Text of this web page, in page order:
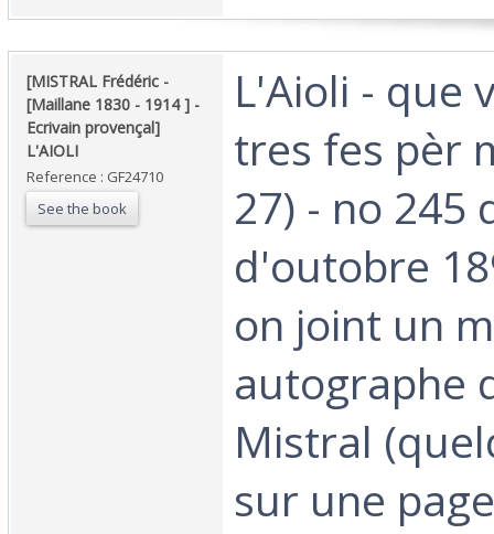
‎[MISTRAL Frédéric -
[Maillane 1830 - 1914 ] -
Ecrivain provençal]
L'AIOLI ‎
Reference : GF24710
See the book
‎L'Aioli - que
tres fes pèr
27) - no 245
d'outobre
on joint un
autographe
Mistral
sur une